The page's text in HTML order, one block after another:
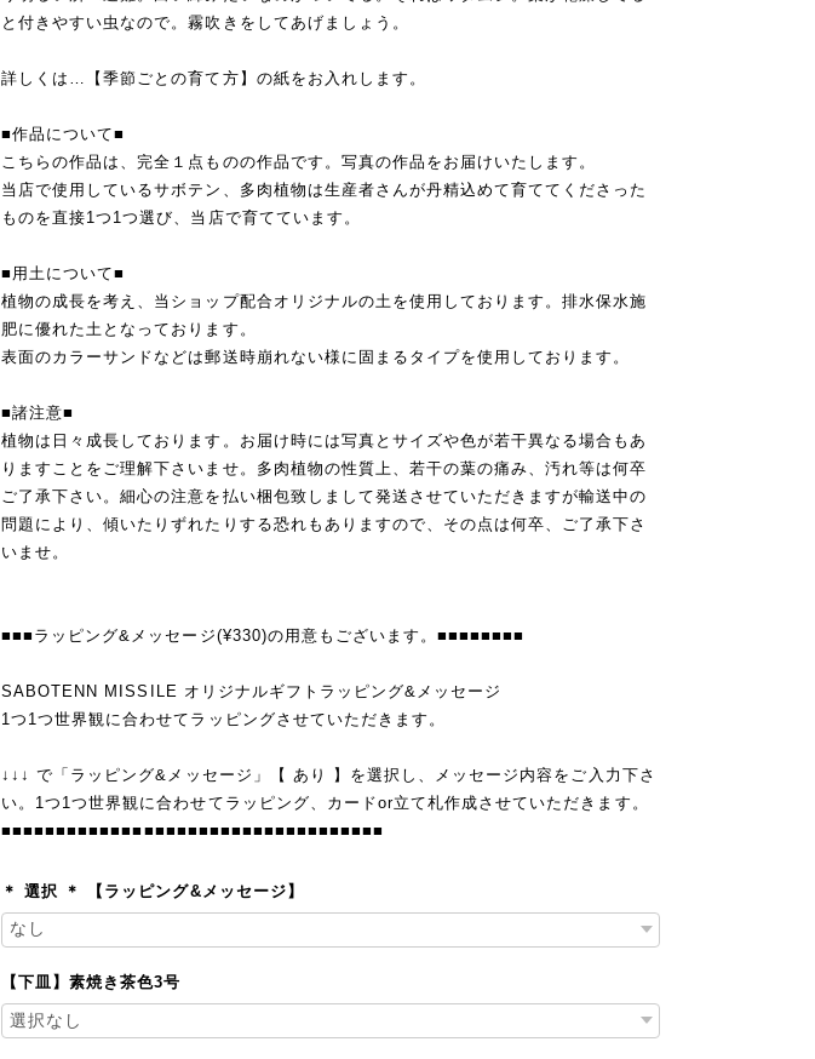
と付きやすい虫なので。霧吹きをしてあげましょう。
詳しくは…【季節ごとの育て方】の紙をお入れします。
■作品について■
こちらの作品は、完全１点ものの作品です。写真の作品をお届けいたします。
当店で使用しているサボテン、多肉植物は生産者さんが丹精込めて育ててくださった
ものを直接1つ1つ選び、当店で育てています。
■用土について■
植物の成長を考え、当ショップ配合オリジナルの土を使用しております。排水保水施
肥に優れた土となっております。
表面のカラーサンドなどは郵送時崩れない様に固まるタイプを使用しております。
■諸注意■
植物は日々成長しております。お届け時には写真とサイズや色が若干異なる場合もあ
りますことをご理解下さいませ。多肉植物の性質上、若干の葉の痛み、汚れ等は何卒
ご了承下さい。細心の注意を払い梱包致しまして発送させていただきますが輸送中の
問題により、傾いたりずれたりする恐れもありますので、その点は何卒、ご了承下さ
いませ。
■■■ラッピング&メッセージ(¥330)の用意もございます。■■■■■■■■
SABOTENN MISSILE オリジナルギフトラッピング&メッセージ
1つ1つ世界観に合わせてラッピングさせていただきます。
↓↓↓ で「ラッピング&メッセージ」【 あり 】を選択し、メッセージ内容をご入力下さ
い。1つ1つ世界観に合わせてラッピング、カードor立て札作成させていただきます。
■■■■■■■■■■■■■■■■■■■■■■■■■■■■■■■■■■■
＊ 選択 ＊ 【ラッピング&メッセージ】
【下皿】素焼き茶色3号